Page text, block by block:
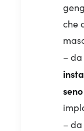
che
– da
seno
– da